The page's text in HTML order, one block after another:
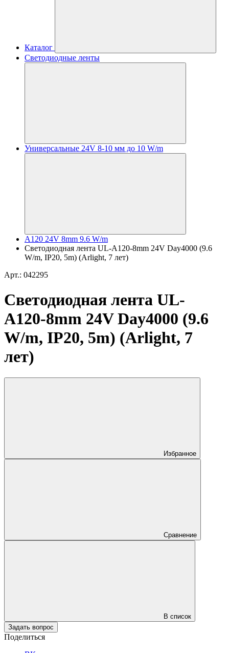
Каталог
Светодиодные ленты
Универсальные 24V 8-10 мм до 10 W/m
A120 24V 8mm 9.6 W/m
Светодиодная лента UL-A120-8mm 24V Day4000 (9.6
W/m, IP20, 5m) (Arlight, 7 лет)
Арт.: 042295
Светодиодная лента UL-
A120-8mm 24V Day4000 (9.6
W/m, IP20, 5m) (Arlight, 7
лет)
Избранное
Сравнение
В список
Задать вопрос
Поделиться